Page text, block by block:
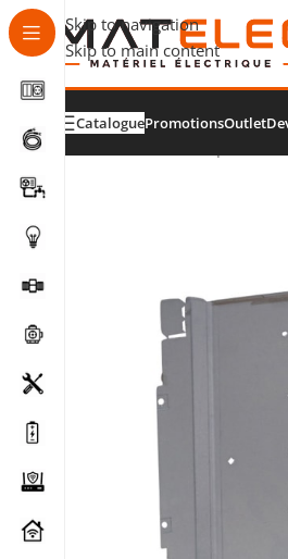
Skip to navigation
Skip to main content
CataloguePromotionsOutlet